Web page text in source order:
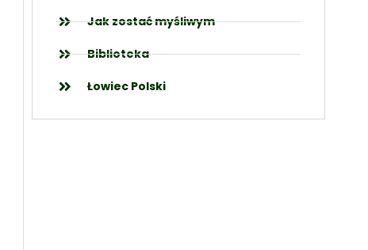
Jak zostać myśliwym
Biblioteka
Łowiec Polski